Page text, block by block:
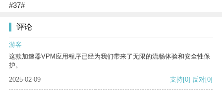
#37#
评论
游客
这款加速器VPM应用程序已经为我们带来了无限的流畅体验和安全性保
护。
2025-02-09
支持[0] 反对[0]